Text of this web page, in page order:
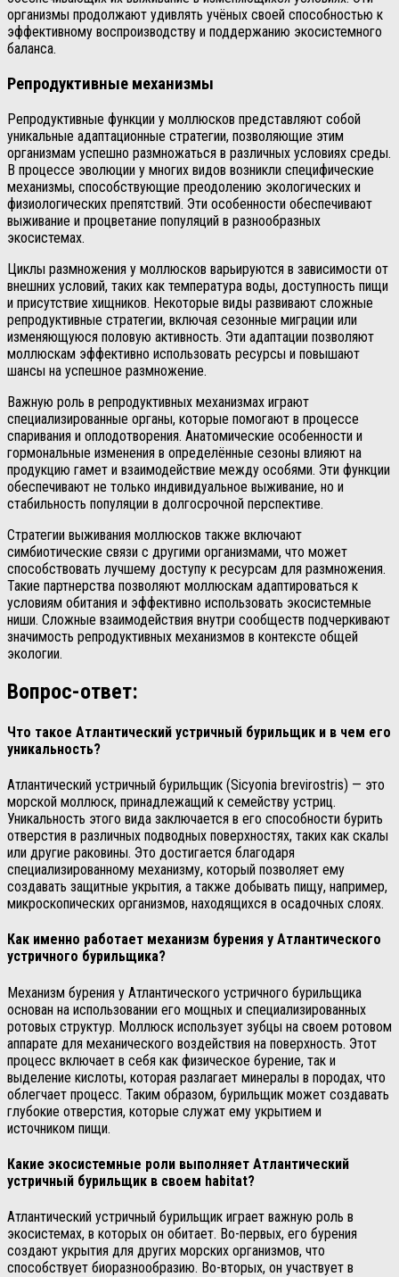
организмы продолжают удивлять учёных своей способностью к
эффективному воспроизводству и поддержанию экосистемного
баланса.
Репродуктивные механизмы
Репродуктивные функции у моллюсков представляют собой
уникальные адаптационные стратегии, позволяющие этим
организмам успешно размножаться в различных условиях среды.
В процессе эволюции у многих видов возникли специфические
механизмы, способствующие преодолению экологических и
физиологических препятствий. Эти особенности обеспечивают
выживание и процветание популяций в разнообразных
экосистемах.
Циклы размножения у моллюсков варьируются в зависимости от
внешних условий, таких как температура воды, доступность пищи
и присутствие хищников. Некоторые виды развивают сложные
репродуктивные стратегии, включая сезонные миграции или
изменяющуюся половую активность. Эти адаптации позволяют
моллюскам эффективно использовать ресурсы и повышают
шансы на успешное размножение.
Важную роль в репродуктивных механизмах играют
специализированные органы, которые помогают в процессе
спаривания и оплодотворения. Анатомические особенности и
гормональные изменения в определённые сезоны влияют на
продукцию гамет и взаимодействие между особями. Эти функции
обеспечивают не только индивидуальное выживание, но и
стабильность популяции в долгосрочной перспективе.
Стратегии выживания моллюсков также включают
симбиотические связи с другими организмами, что может
способствовать лучшему доступу к ресурсам для размножения.
Такие партнерства позволяют моллюскам адаптироваться к
условиям обитания и эффективно использовать экосистемные
ниши. Сложные взаимодействия внутри сообществ подчеркивают
значимость репродуктивных механизмов в контексте общей
экологии.
Вопрос-ответ:
Что такое Атлантический устричный бурильщик и в чем его
уникальность?
Атлантический устричный бурильщик (Sicyonia brevirostris) — это
морской моллюск, принадлежащий к семейству устриц.
Уникальность этого вида заключается в его способности бурить
отверстия в различных подводных поверхностях, таких как скалы
или другие раковины. Это достигается благодаря
специализированному механизму, который позволяет ему
создавать защитные укрытия, а также добывать пищу, например,
микроскопических организмов, находящихся в осадочных слоях.
Как именно работает механизм бурения у Атлантического
устричного бурильщика?
Механизм бурения у Атлантического устричного бурильщика
основан на использовании его мощных и специализированных
ротовых структур. Моллюск использует зубцы на своем ротовом
аппарате для механического воздействия на поверхность. Этот
процесс включает в себя как физическое бурение, так и
выделение кислоты, которая разлагает минералы в породах, что
облегчает процесс. Таким образом, бурильщик может создавать
глубокие отверстия, которые служат ему укрытием и
источником пищи.
Какие экосистемные роли выполняет Атлантический
устричный бурильщик в своем habitat?
Атлантический устричный бурильщик играет важную роль в
экосистемах, в которых он обитает. Во-первых, его бурения
создают укрытия для других морских организмов, что
способствует биоразнообразию. Во-вторых, он участвует в